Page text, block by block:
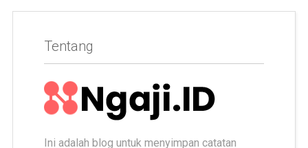
Tentang
Ini adalah blog untuk menyimpan catatan